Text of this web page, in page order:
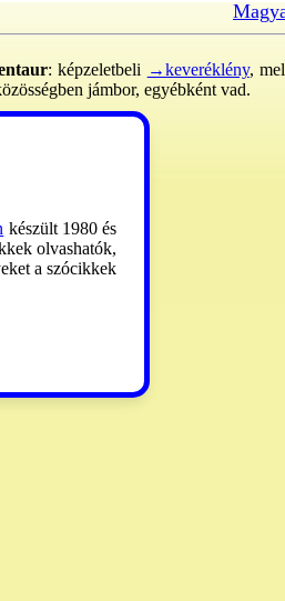
: képzeletbeli →keveréklény,
jámbor, egyébként vad.
készült 1980 és
olvashatók,
a szócikkek